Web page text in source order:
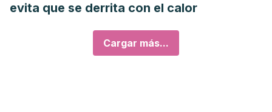
evita que se derrita con el calor
Cargar más...